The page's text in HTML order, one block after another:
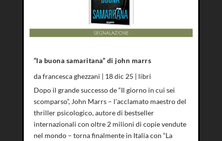
“la buona samaritana” di john marrs
dafrancesca ghezzani | 18 dic 25 | libri
Dopo il grande successo de “Il giorno in cui sei
scomparso”, John Marrs – l’acclamato maestro del
thriller psicologico, autore di bestseller
internazionali con oltre 2 milioni di copie vendute
nel mondo – torna finalmente in Italia con “La